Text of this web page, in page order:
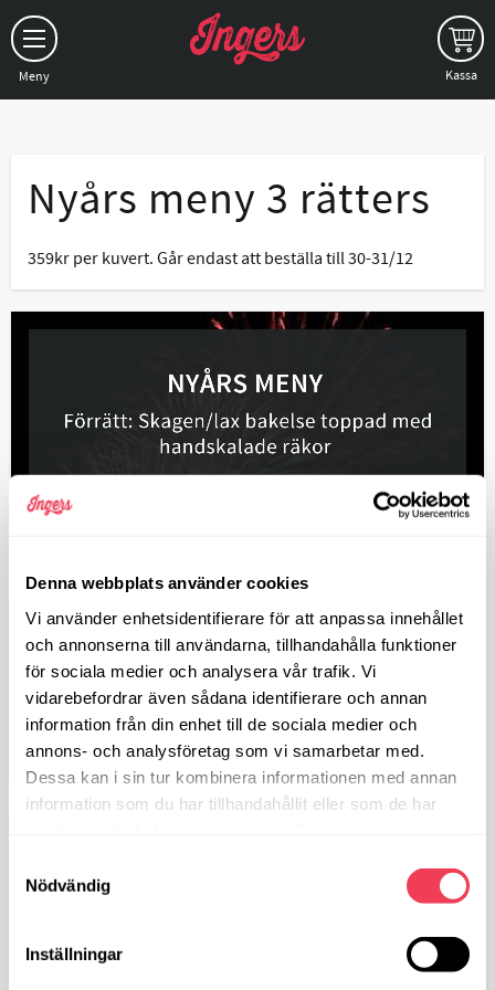
Denna webbplats använder cookies
Vi använder enhetsidentifierare för att anpassa innehållet
och annonserna till användarna, tillhandahålla funktioner
för sociala medier och analysera vår trafik. Vi
vidarebefordrar även sådana identifierare och annan
information från din enhet till de sociala medier och
annons- och analysföretag som vi samarbetar med.
Dessa kan i sin tur kombinera informationen med annan
information som du har tillhandahållit eller som de har
Nödvändig
Inställningar
Meny
Nyårs meny 3 rätters
359kr per kuvert. Går endast att beställa till 30-31/12
359 KR